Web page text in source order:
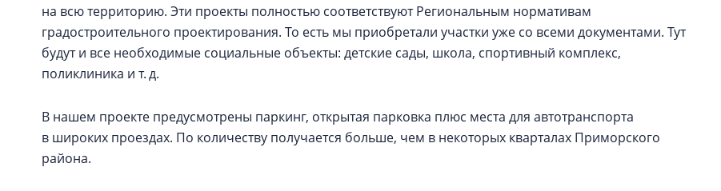
на всю территорию. Эти проекты полностью соответствуют Региональным нормативам
градостроительного проектирования. То есть мы приобретали участки уже со всеми документами. Тут
будут и все необходимые социальные объекты: детские сады, школа, спортивный комплекс,
поликлиника и т. д.
В нашем проекте предусмотрены паркинг, открытая парковка плюс места для автотранспорта
в широких проездах. По количеству получается больше, чем в некоторых кварталах Приморского
района.